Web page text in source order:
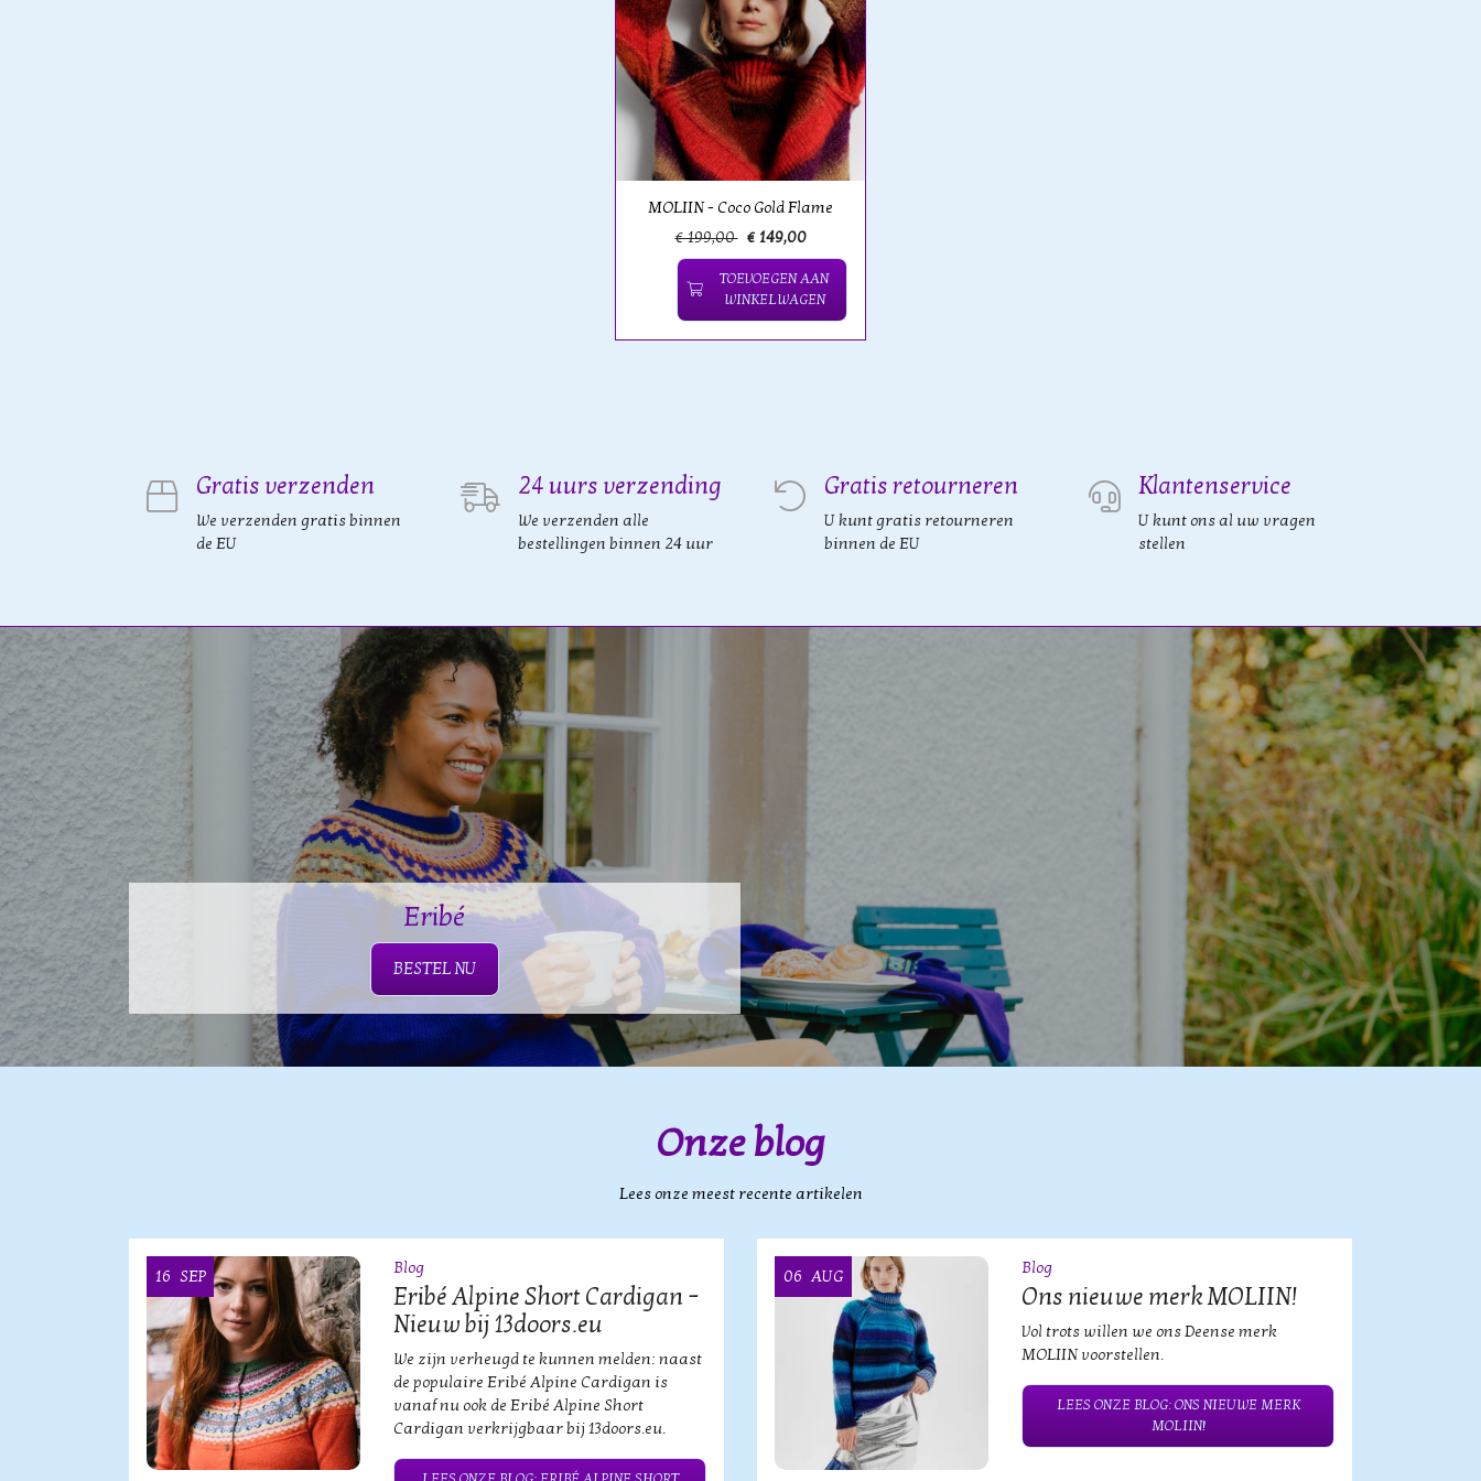
MOLIIN - Coco Gold Flame
€ 199,00 € 149,00
TOEVOEGEN AAN
WINKELWAGEN
Gratis verzenden
We verzenden gratis binnen
de EU
24 uurs verzending
We verzenden alle
bestellingen binnen 24 uur
Gratis retourneren
U kunt gratis retourneren
binnen de EU
Klantenservice
U kunt ons al uw vragen
stellen
Eribé
BESTEL NU
Onze blog
Lees onze meest recente artikelen
16 SEP Blog
Eribé Alpine Short Cardigan –
Nieuw bij 13doors.eu
We zijn verheugd te kunnen melden: naast
de populaire Eribé Alpine Cardigan is
vanaf nu ook de Eribé Alpine Short
Cardigan verkrijgbaar bij 13doors.eu.
06 AUG Blog
Ons nieuwe merk MOLIIN!
Vol trots willen we ons Deense merk
MOLIIN voorstellen.
LEES ONZE BLOG: ONS NIEUWE MERK
MOLIIN!